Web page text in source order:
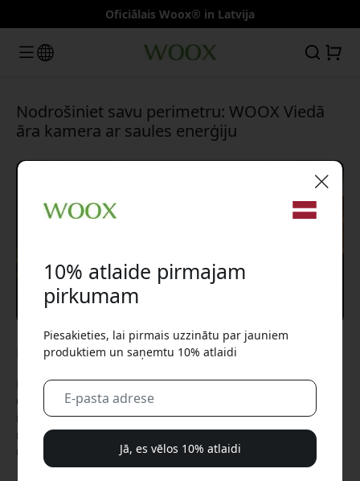
Oficiālais Woox® in Latvija
Nodrošiniet savu perimetru: WOOX Viedā
āra kamera ar saules enerģiju
Feb 18, 2024
Mājas un biroja drošībā WOOX Smart Outdoor Wireless PTZ
Camera kopā ar saules paneļu komplektu izceļas kā
inovāciju un ilgtspējas paraugs. Šis modernais drošības
risinājums piedāvā plašu funkciju klāstu, kas ļauj uzmanīgi
uzraudzīt jūsu īpašumu, nepalielinot ietekmi uz vidi.
10% atlaide pirmajam
pirkumam
Piesakieties, lai pirmais uzzinātu par jauniem
produktiem un saņemtu 10% atlaidi
Jā, es vēlos 10% atlaidi
🎉 Jūsu atlaižu kods:
Izmantojiet šo kodu, veicot pasūtījumu, lai
saņemtu 10% atlaidi.